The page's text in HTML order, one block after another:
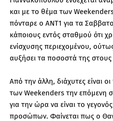
και με το θέμα των
πόνταρε ο ΑΝΤ1 για τα
κάποιους εντός σταθμού ότι
ενίσχυσης περιεχομένου,
αυξήσει τα ποσοστά της
Από την άλλη, διάχυτες είναι
των Weekenders την επόμενη
για την ώρα να είναι το
προσώπων. Φαίνεται πως ο